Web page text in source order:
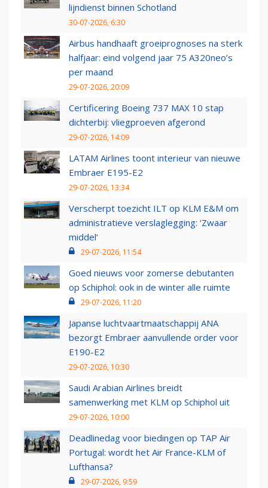
lijndienst binnen Schotland
30-07-2026, 6:30
Airbus handhaaft groeiprognoses na sterk
halfjaar: eind volgend jaar 75 A320neo’s
per maand
29-07-2026, 20:09
Certificering Boeing 737 MAX 10 stap
dichterbij: vliegproeven afgerond
29-07-2026, 14:09
LATAM Airlines toont interieur van nieuwe
Embraer E195-E2
29-07-2026, 13:34
Verscherpt toezicht ILT op KLM E&M om
administratieve verslaglegging: ‘Zwaar
middel’
29-07-2026, 11:54
Goed nieuws voor zomerse debutanten
op Schiphol: ook in de winter alle ruimte
29-07-2026, 11:20
Japanse luchtvaartmaatschappij ANA
bezorgt Embraer aanvullende order voor
E190-E2
29-07-2026, 10:30
Saudi Arabian Airlines breidt
samenwerking met KLM op Schiphol uit
29-07-2026, 10:00
Deadlinedag voor biedingen op TAP Air
Portugal: wordt het Air France-KLM of
Lufthansa?
29-07-2026, 9:59